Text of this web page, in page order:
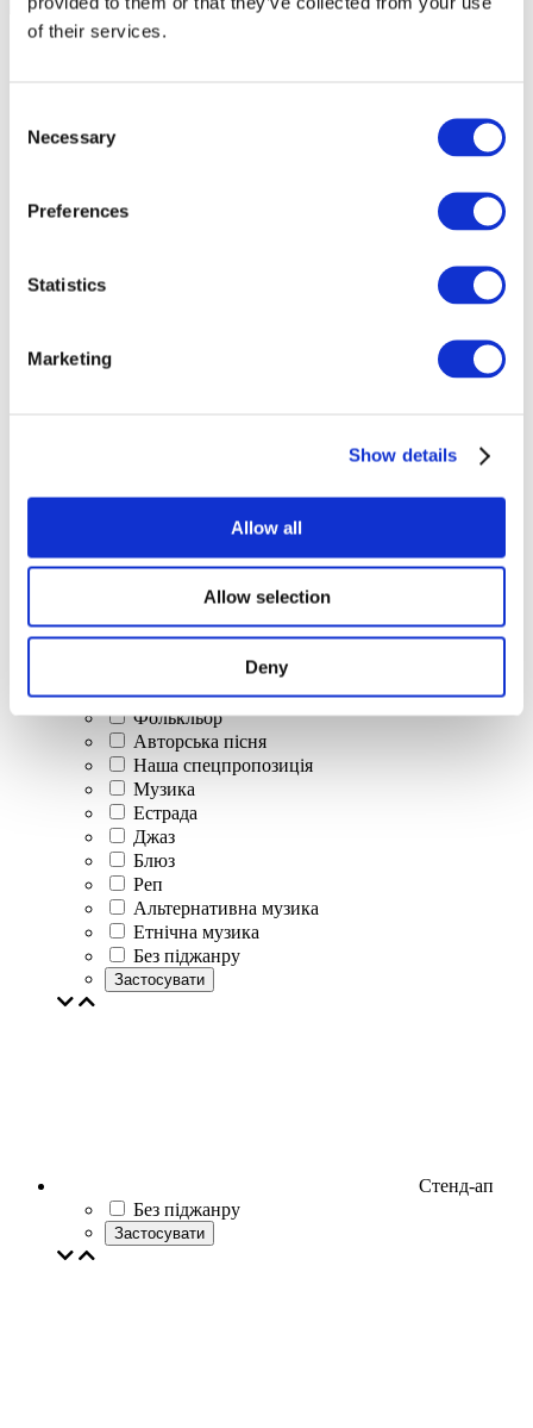
of their services.
Selection
Necessary
Preferences
Statistics
Marketing
Show details
Allow all
Allow selection
Deny
Концерти
Класична музика
Поп-музика
Рок музика
Ізраїльска музика
Фолькльор
Авторська пісня
Наша спецпропозиція
Музика
Естрада
Джаз
Блюз
Реп
Альтернативна музика
Етнічна музика
Без піджанру
Застосувати
Стенд-ап
Без піджанру
Застосувати